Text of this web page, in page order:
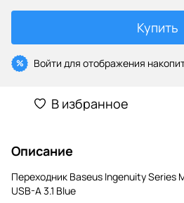
Купить
% Войти для отображения
В избранное
Описание
Переходник Baseus Ingenuity Series
USB-A 3.1 Blue